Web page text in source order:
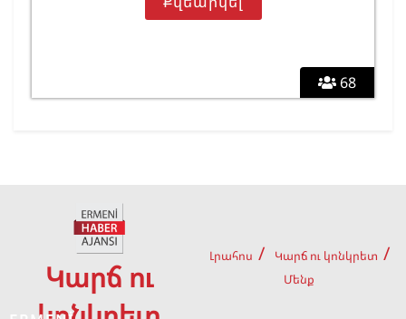
68
Կարճ ու
Լրահոս
Կարճ ու կոնկրետ
Մենք